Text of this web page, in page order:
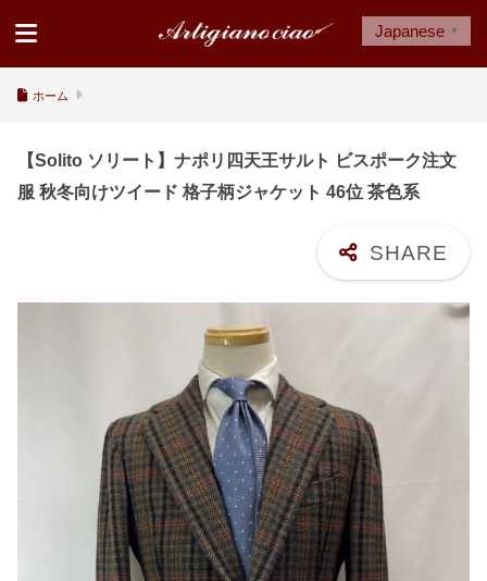
ホーム
【Solito ソリート】ナポリ四天王サルト ビスポーク注文
服 秋冬向けツイード 格子柄ジャケット 46位 茶色系
Japanese ▼